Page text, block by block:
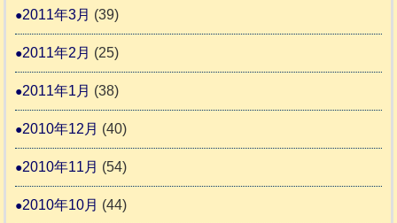
2011年3月 (39)
2011年2月 (25)
2011年1月 (38)
2010年12月 (40)
2010年11月 (54)
2010年10月 (44)